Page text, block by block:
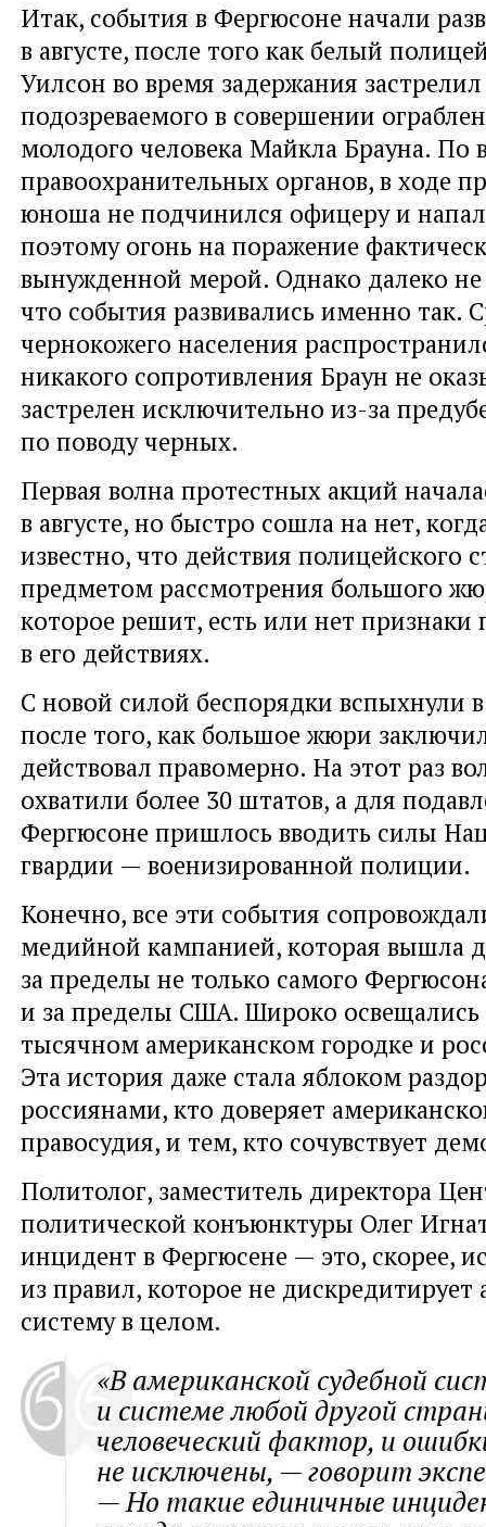
Итак, события в Фергюсоне начали
в августе, после того как белый
Уилсон во время задержания застрелил
подозреваемого в совершении
молодого человека Майкла Брауна. По
правоохранительных органов, в ходе
юноша не подчинился офицеру и
поэтому огонь на поражение
вынужденной мерой. Однако далеко не
что события развивались именно так.
чернокожего населения
никакого сопротивления Браун не
застрелен исключительно из-за
по поводу черных.
Первая волна протестных акций
в августе, но быстро сошла на нет,
известно, что действия полицейского
предметом рассмотрения большого
которое решит, есть или нет признаки
в его действиях.
С новой силой беспорядки вспыхнули
после того, как большое жюри
действовал правомерно. На этот раз
охватили более 30 штатов, а для
Фергюсоне пришлось вводить силы
гвардии — военизированной полиции.
Конечно, все эти события
медийной кампанией, которая вышла
за пределы не только самого
и за пределы США. Широко освещались
тысячном американском городке и
Эта история даже стала яблоком
россиянами, кто доверяет
правосудия, и тем, кто сочувствует
Политолог, заместитель директора
политической конъюнктуры Олег
инцидент в Фергюсене — это, скорее,
из правил, которое не
систему в целом.
«В американской судебной
и системе любой другой
человеческий фактор, и
не исключены, — говорит
— Но такие единичные